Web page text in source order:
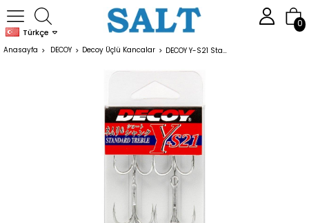
Türkçe
0
Anasayfa DECOY Decoy Üçlü Kancalar DECOY Y-S21 Standart Treble Üçlü Maket Balık İğnesi